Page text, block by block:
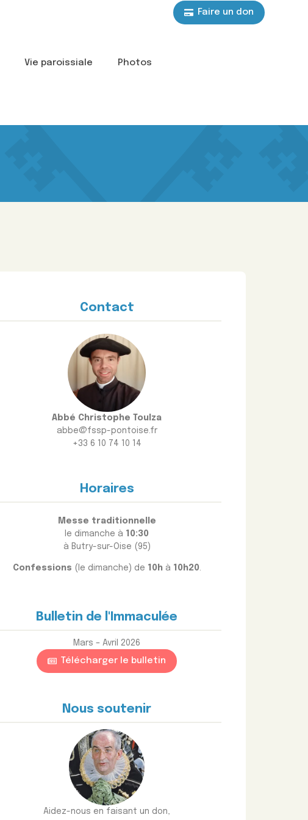
Vie paroissiale Photos
Faire un don
Contact
Abbé Christophe Toulza
abbe@fssp-pontoise.fr
+33 6 10 74 10 14
Horaires
Messe traditionnelle
le dimanche à 10:30
à Butry-sur-Oise (95)
Confessions (le dimanche) de 10hà 10h20.
Bulletin de l'Immaculée
Mars – Avril 2026
Télécharger le bulletin
Nous soutenir
Aidez-nous en faisant un don,